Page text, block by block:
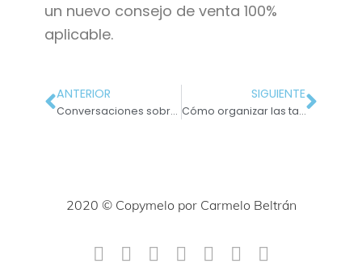
un nuevo consejo de venta 100%
aplicable.
ANTERIOR
Conversaciones sobre inteligencia artificial
SIGUIENTE
Cómo organizar las tareas como copywriter emprendedor para ser más efectivo
2020 © Copymelo por Carmelo Beltrán